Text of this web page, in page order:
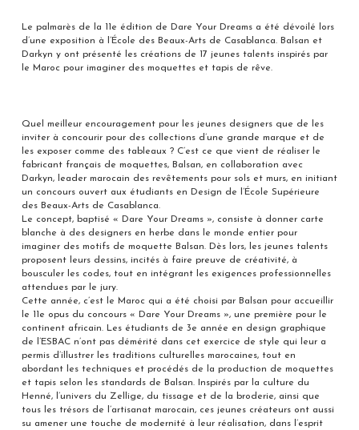
Le palmarès de la 11e édition de Dare Your Dreams a été dévoilé lors
d’une exposition à l’École des Beaux-Arts de Casablanca. Balsan et
Darkyn y ont présenté les créations de 17 jeunes talents inspirés par
le Maroc pour imaginer des moquettes et tapis de rêve.
Quel meilleur encouragement pour les jeunes designers que de les
inviter à concourir pour des collections d’une grande marque et de
les exposer comme des tableaux ? C’est ce que vient de réaliser le
fabricant français de moquettes, Balsan, en collaboration avec
Darkyn, leader marocain des revêtements pour sols et murs, en initiant
un concours ouvert aux étudiants en Design de l’École Supérieure
des Beaux-Arts de Casablanca.
Le concept, baptisé « Dare Your Dreams », consiste à donner carte
blanche à des designers en herbe dans le monde entier pour
imaginer des motifs de moquette Balsan. Dès lors, les jeunes talents
proposent leurs dessins, incités à faire preuve de créativité, à
bousculer les codes, tout en intégrant les exigences professionnelles
attendues par le jury.
Cette année, c’est le Maroc qui a été choisi par Balsan pour accueillir
le 11e opus du concours « Dare Your Dreams », une première pour le
continent africain. Les étudiants de 3e année en design graphique
de l’ESBAC n’ont pas démérité dans cet exercice de style qui leur a
permis d’illustrer les traditions culturelles marocaines, tout en
abordant les techniques et procédés de la production de moquettes
et tapis selon les standards de Balsan. Inspirés par la culture du
Henné, l’univers du Zellige, du tissage et de la broderie, ainsi que
tous les trésors de l’artisanat marocain, ces jeunes créateurs ont aussi
su amener une touche de modernité à leur réalisation, dans l’esprit